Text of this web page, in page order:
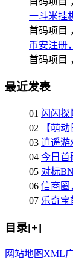
一斗米挂
首码项目
币安注册
首码项目
最近发表
01 闪闪探
02
【萌
03 逍遥游
04 今日首
05 对标
06 信商圈
07 乐奇宝
目录[+]
网站地图 XML